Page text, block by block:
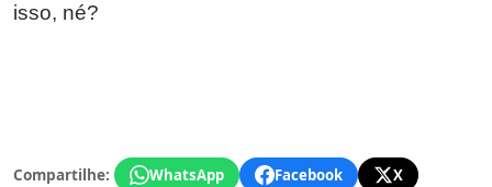
isso, né?
Compartilhe: WhatsApp Facebook
X